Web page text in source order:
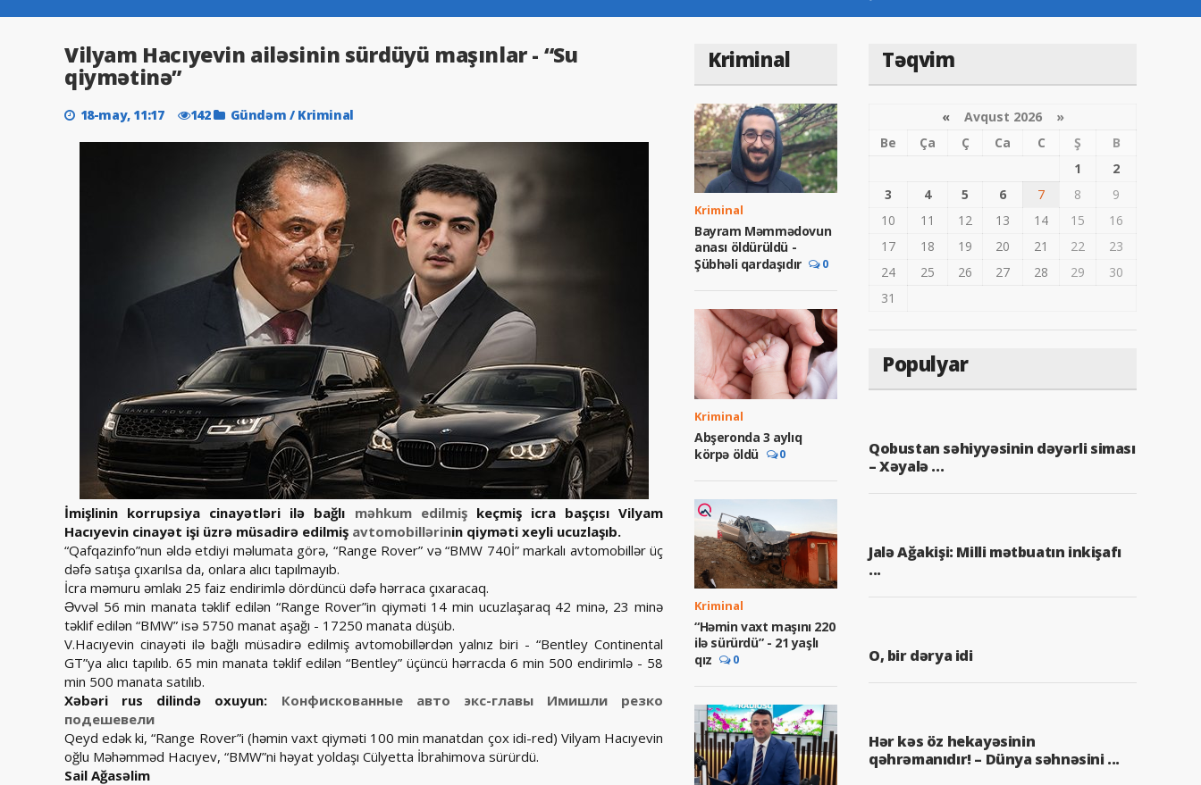
Vilyam Hacıyevin ailəsinin sürdüyü maşınlar - “Su
qiymətinə”
18-may, 11:17 142 Gündəm / Kriminal
İmişlinin korrupsiya cinayətləri ilə bağlı məhkum edilmişkeçmiş icra başçısı Vilyam
Hacıyevin cinayət işi üzrə müsadirə edilmiş avtomobillərinin qiyməti xeyli ucuzlaşıb.
“Qafqazinfo”nun əldə etdiyi məlumata görə, “Range Rover” və “BMW 740İ” markalı avtomobillər üç
dəfə satışa çıxarılsa da, onlara alıcı tapılmayıb.
İcra məmuru əmlakı 25 faiz endirimlə dördüncü dəfə hərraca çıxaracaq.
Əvvəl 56 min manata təklif edilən “Range Rover”in qiyməti 14 min ucuzlaşaraq 42 minə, 23 minə
təklif edilən “BMW” isə 5750 manat aşağı - 17250 manata düşüb.
V.Hacıyevin cinayəti ilə bağlı müsadirə edilmiş avtomobillərdən yalnız biri - “Bentley Continental
GT”ya alıcı tapılıb. 65 min manata təklif edilən “Bentley” üçüncü hərracda 6 min 500 endirimlə - 58
min 500 manata satılıb.
Xəbəri rus dilində oxuyun: Конфискованные авто экс-главы Имишли резко
подешевели
Qeyd edək ki, “Range Rover”i (həmin vaxt qiyməti 100 min manatdan çox idi-red) Vilyam Hacıyevin
oğlu Məhəmməd Hacıyev, “BMW”ni həyat yoldaşı Cülyetta İbrahimova sürürdü.
Sail Ağasəlim
Kriminal
Kriminal
Bayram Məmmədovun
anası öldürüldü -
Şübhəli qardaşıdır
0
Kriminal
Abşeronda 3 aylıq
körpə öldü
0
Kriminal
“Həmin vaxt maşını 220
ilə sürürdü” - 21 yaşlı
qız
0
Təqvim
«Avqust 2026 »
Be
Ça Ç Ca C Ş
B
1
2
3
4 5 6 7 8
9
10
11 12 13 14 15
16
17
18 19 20 21 22
23
24
25 26 27 28 29
30
31
Populyar
Qobustan səhiyyəsinin dəyərli siması
– Xəyalə ...
Jalə Ağakişi: Milli mətbuatın inkişafı
...
O, bir dərya idi
Hər kəs öz hekayəsinin
qəhrəmanıdır! – Dünya səhnəsini ...